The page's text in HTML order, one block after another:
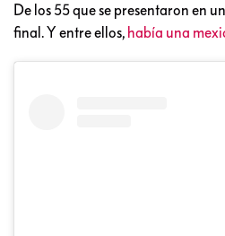
De los 55 que se presentaron en
final. Y entre ellos, había una